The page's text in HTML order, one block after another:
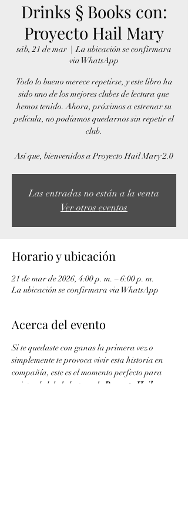
Drinks § Books con:
Proyecto Hail Mary
sáb, 21 de mar
  |
La ubicación se confirmara
via WhatsApp
Todo lo bueno merece repetirse, y este libro ha
sido uno de los mejores clubes de lectura que
hemos tenido. Ahora, próximos a estrenar su
película, no podíamos quedarnos sin repetir el
club.
Las entradas no están a la venta
Ver otros eventos
Horario y ubicación
21 de mar de 2026, 4:00 p. m. – 6:00 p. m.
La ubicación se confirmara via WhatsApp
Acerca del evento
Si te quedaste con ganas la primera vez o
simplemente te provoca vivir esta historia en
compañía, este es el momento perfecto para
unirte al club de lectura de Proyecto Hail